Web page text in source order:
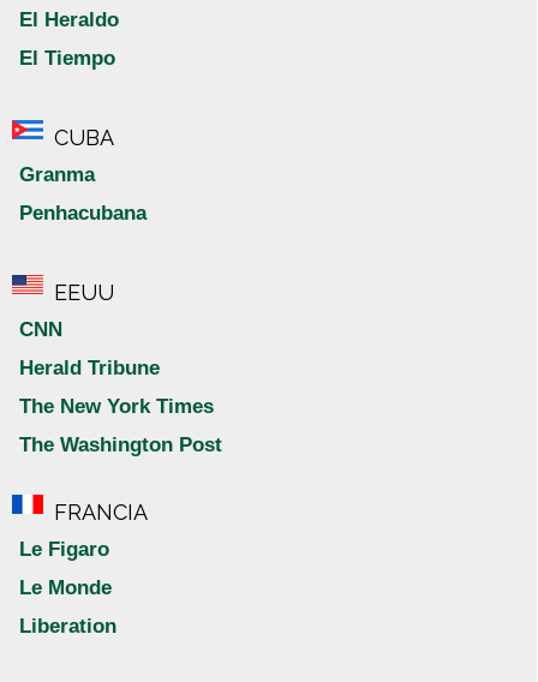
El Heraldo
El Tiempo
CUBA
Granma
Penhacubana
EEUU
CNN
Herald Tribune
The New York Times
The Washington Post
FRANCIA
Le Figaro
Le Monde
Liberation